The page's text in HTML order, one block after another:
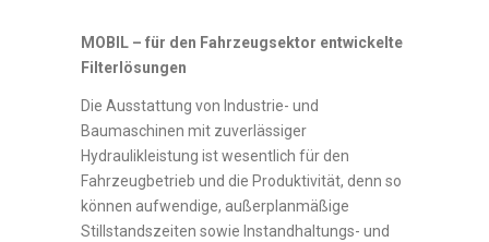
MOBIL – für den Fahrzeugsektor entwickelte
Filterlösungen
Die Ausstattung von Industrie- und
Baumaschinen mit zuverlässiger
Hydraulikleistung ist wesentlich für den
Fahrzeugbetrieb und die Produktivität, denn so
können aufwendige, außerplanmäßige
Stillstandszeiten sowie Instandhaltungs- und